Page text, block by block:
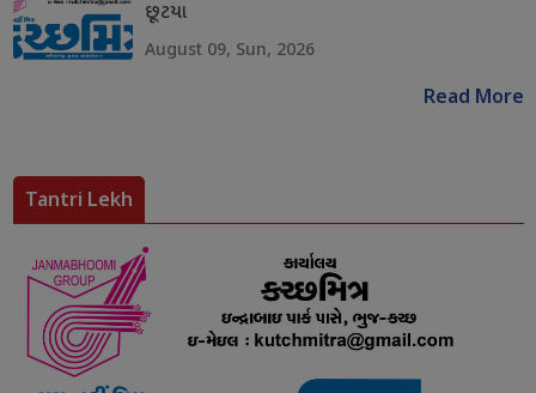
છૂટયા
August 09, Sun, 2026
Read More
Tantri Lekh